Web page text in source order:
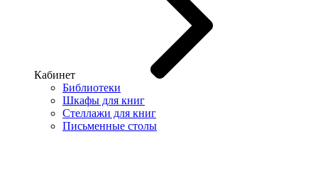
Кабинет
Библиотеки
Шкафы для книг
Стеллажи для книг
Письменные столы